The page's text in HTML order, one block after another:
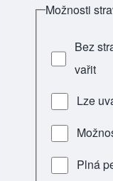
Možnosti
Bez
vařit
Lze
Plná